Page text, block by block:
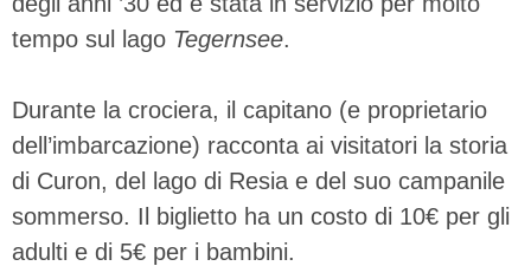
tempo sul lago Tegernsee.
Durante la crociera, il capitano (e proprietario
dell’imbarcazione) racconta ai visitatori la storia
di Curon, del lago di Resia e del suo campanile
sommerso. Il biglietto ha un costo di 10€ per gli
adulti e di 5€ per i bambini.